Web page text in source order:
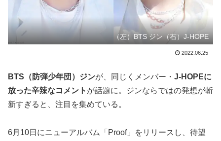
（左）BTS ジン（右）J-HOPE
2022.06.25
BTS（防弾少年団）ジンが、同じくメンバー・ J-HOPEに
放った辛辣なコメント が話題に。ジンならではの発想が斬
新すぎると、注目を集めている。
6月10日にニューアルバム「Proof」をリリースし、待望